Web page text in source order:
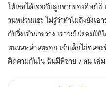
ให้เธอได้เจอกับลูกชายของศิษย์
วนหน่วนแฮะ ไม่รู้ว่าทำไมถึงยังเ
กับวิ่งเข้ามาขวาง เขาจะไม่ยอมใ
หนวนหน่วนหรอก เจ้าเด็กไก่ชนจ
ติดตามกันใน ฉันมีพี่ชาย 7 คน เล่